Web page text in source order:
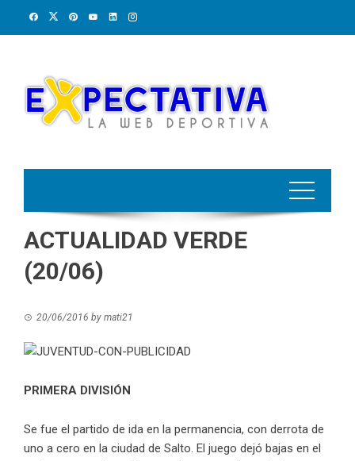
ACTUALIDAD VERDE
(20/06)
20/06/2016 by mati21
PRIMERA DIVISIÓN
Se fue el partido de ida en la permanencia, con derrota de
uno a cero en la ciudad de Salto. El juego dejó bajas en el